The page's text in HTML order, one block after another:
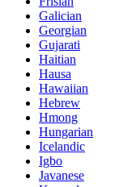
Galician
Georgian
Gujarati
Haitian
Hausa
Hawaiian
Hebrew
Hmong
Hungarian
Icelandic
Igbo
Javanese